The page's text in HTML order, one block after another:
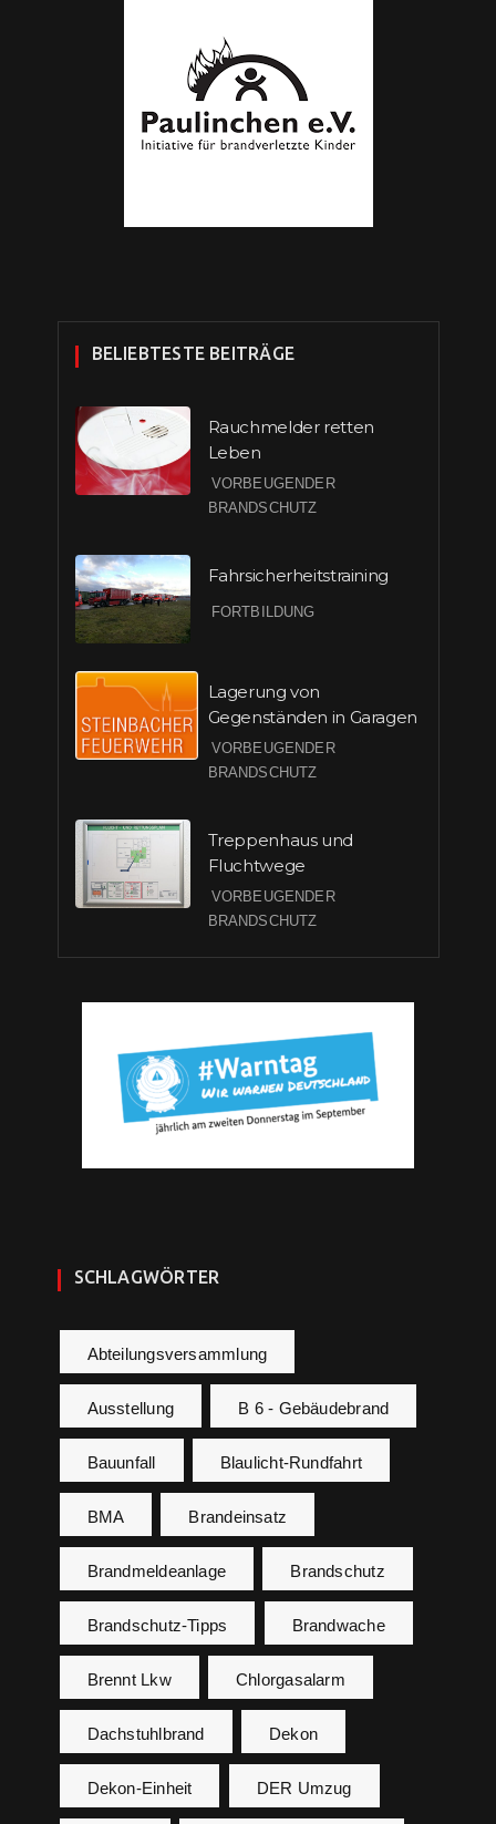
BELIEBTESTE BEITRÄGE
Rauchmelder retten
Leben
VORBEUGENDER
BRANDSCHUTZ
Fahrsicherheitstraining
FORTBILDUNG
Lagerung von
Gegenständen in Garagen
VORBEUGENDER
BRANDSCHUTZ
Treppenhaus und
Fluchtwege
VORBEUGENDER
BRANDSCHUTZ
SCHLAGWÖRTER
Abteilungsversammlung
Ausstellung B 6 - Gebäudebrand
Bauunfall Blaulicht-Rundfahrt
BMA Brandeinsatz
Brandmeldeanlage Brandschutz
Brandschutz-Tipps Brandwache
Brennt Lkw Chlorgasalarm
Dachstuhlbrand Dekon
Dekon-Einheit DER Umzug